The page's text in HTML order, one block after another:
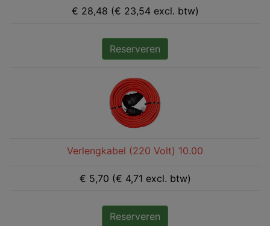
€ 28,48 (€ 23,54 excl. btw)
Reserveren
Verlengkabel (220 Volt) 10.00
€ 5,70 (€ 4,71 excl. btw)
Reserveren